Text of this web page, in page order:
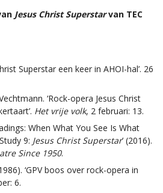
Jesus Christ Superstarvan TEC
Superstar een keer in AHOI-hal’. 26
‘Rock-opera Jesus Christ
Het vrije volk, 2 februari: 13.
When What You See Is What
9: Jesus Christ Superstar’ (2016).
Since 1950.
‘GPV boos over rock-opera in
6.